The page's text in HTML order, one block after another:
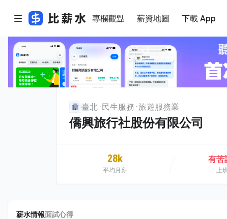
專欄觀點 薪資地圖 下載 App
臺北 民生服務 旅遊服務業
僑興旅行社股份有限公司
28k
平均月薪
有苦
上
薪水情報面試心得